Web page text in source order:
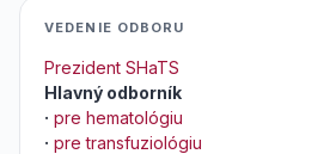
VEDENIE ODBORU
Prezident SHaTS
Hlavný odborník
· pre hematológiu
· pre transfuziológiu